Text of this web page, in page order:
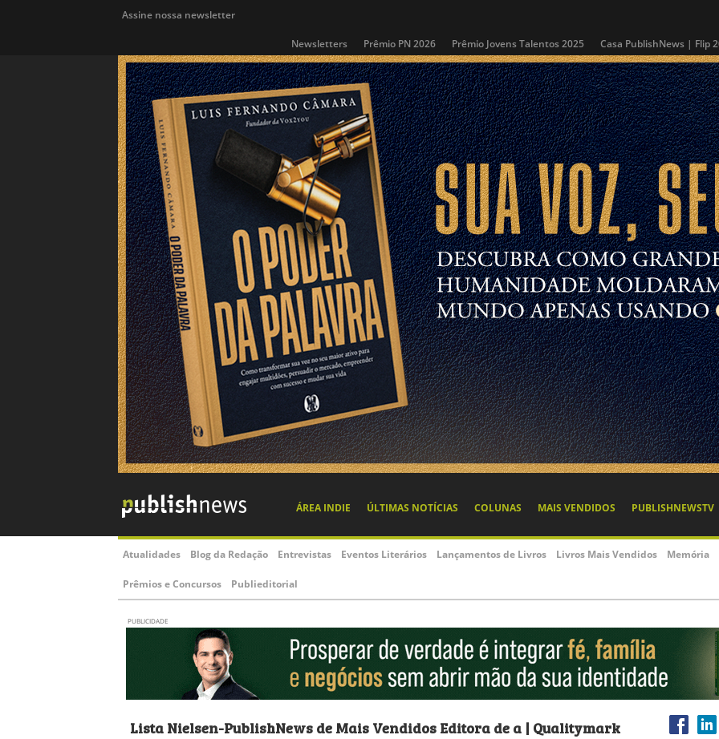
Assine nossa newsletter
Newsletters Prêmio PN 2026 Prêmio Jovens Talentos 2025 Casa PublishNews | Flip
ÁREA INDIE ÚLTIMAS NOTÍCIAS COLUNAS MAIS VENDIDOS PUBLISHNEWSTV
Atualidades Blog da Redação Entrevistas Eventos Literários Lançamentos de Livros Livros Mais Vendidos Memória
Prêmios e Concursos Publieditorial
PUBLICIDADE
Lista Nielsen-PublishNews de Mais Vendidos Editora de a | Qualitymark